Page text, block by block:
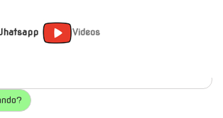
Videos